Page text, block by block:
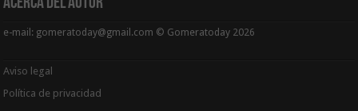
Acerca del Autor
e-mail: gomeratoday@gmail.com © Gomeratoday 2026
Aviso legal
Política de privacidad